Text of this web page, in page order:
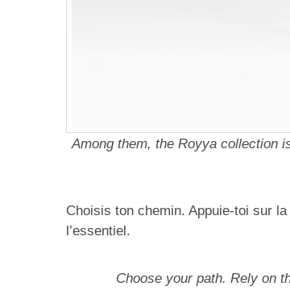
Among them, the Royya collection
Choisis ton chemin. Appuie-toi sur
l’essentiel.
Choose your path. Rely on